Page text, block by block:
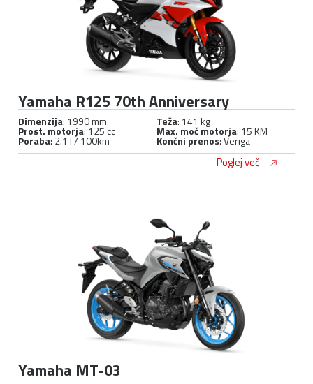
Yamaha R125 70th Anniversary
Dimenzija: 1990 mm Teža: 141 kg
Prost. motorja: 125 cc Max. moč motorja: 15 KM
Poraba: 2.1 l / 100km Končni prenos: Veriga
Poglej več
Yamaha MT-03